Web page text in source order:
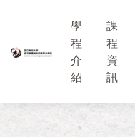
學
程
介
紹
課
程
資
訊